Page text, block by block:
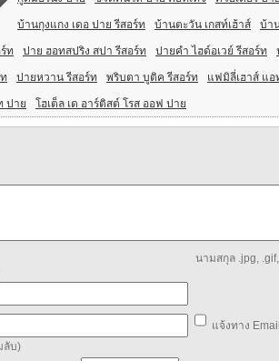
บ้านกุงแกง เดอ ปาย รีสอร์ท บ้านตะวัน เกสท์เฮ้าส์ บ้า
ท ปาย ฮอทสปริง สปา รีสอร์ท ปายคํา ไฮด์อเวย์ รีสอร์ท
ปายหวาน รีสอร์ท พริบตา บูติค รีสอร์ท แฟมิลี่เฮาส์ แอ
ปาย โฮเต็ล เด อาร์ติสต์ โรส ออฟ ปาย
นามสกุล .jpg,
แจ้งทาง
ลับ)